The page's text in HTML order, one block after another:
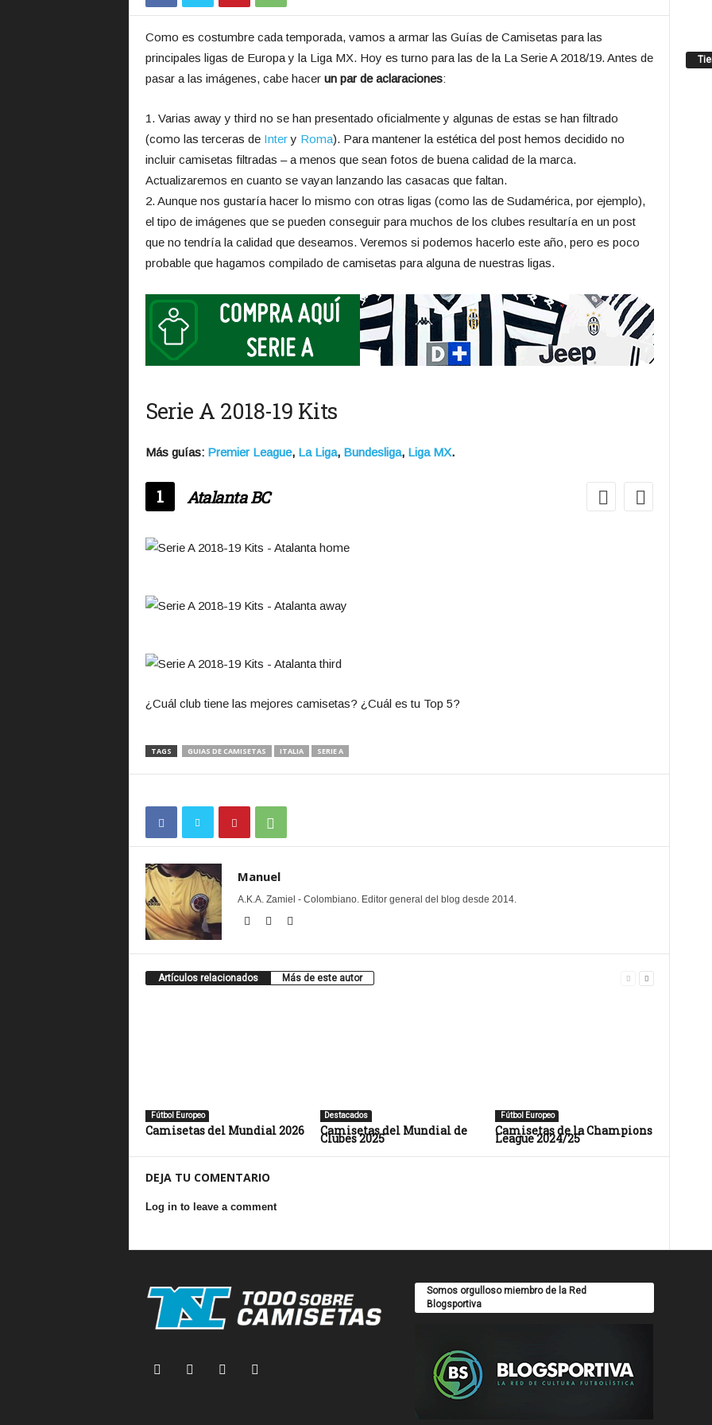
Como es costumbre cada temporada, vamos a armar las Guías de Camisetas para las
principales ligas de Europa y la Liga MX. Hoy es turno para las de la La Serie A 2018/19. Antes de
pasar a las imágenes, cabe hacer un par de aclaraciones:
1. Varias away y third no se han presentado oficialmente y algunas de estas se han filtrado
(como las terceras de Intery Roma). Para mantener la estética del post hemos decidido no
incluir camisetas filtradas – a menos que sean fotos de buena calidad de la marca.
Actualizaremos en cuanto se vayan lanzando las casacas que faltan.
2. Aunque nos gustaría hacer lo mismo con otras ligas (como las de Sudamérica, por ejemplo),
el tipo de imágenes que se pueden conseguir para muchos de los clubes resultaría en un post
que no tendría la calidad que deseamos. Veremos si podemos hacerlo este año, pero es poco
probable que hagamos compilado de camisetas para alguna de nuestras ligas.
Serie A 2018-19 Kits
Más guías: Premier League, La Liga, Bundesliga, Liga MX.
1 Atalanta BC
¿Cuál club tiene las mejores camisetas? ¿Cuál es tu Top 5?
TAGS GUIAS DE CAMISETAS ITALIA SERIE A
Manuel
A.K.A. Zamiel - Colombiano. Editor general del blog desde 2014.
Artículos relacionados Más de este autor
Fútbol Europeo
Camisetas del Mundial 2026
Destacados
Camisetas del Mundial de
Clubes 2025
Fútbol Europeo
Camisetas de la Champions
League 2024/25
DEJA TU COMENTARIO
Log in to leave a comment
Somos orgulloso miembro de la Red
Blogsportiva